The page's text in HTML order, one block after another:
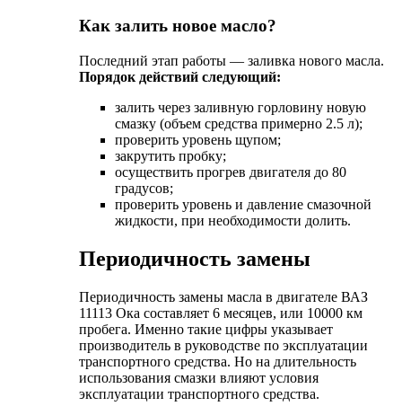
Как залить новое масло?
Последний этап работы — заливка нового масла.
Порядок действий следующий:
залить через заливную горловину новую
смазку (объем средства примерно 2.5 л);
проверить уровень щупом;
закрутить пробку;
осуществить прогрев двигателя до 80
градусов;
проверить уровень и давление смазочной
жидкости, при необходимости долить.
Периодичность замены
Периодичность замены масла в двигателе ВАЗ
11113 Ока составляет 6 месяцев, или 10000 км
пробега. Именно такие цифры указывает
производитель в руководстве по эксплуатации
транспортного средства. Но на длительность
использования смазки влияют условия
эксплуатации транспортного средства.